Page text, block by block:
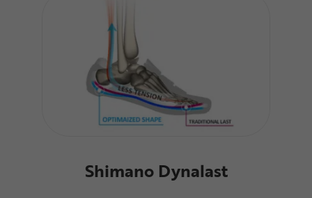
Shimano Dynalast